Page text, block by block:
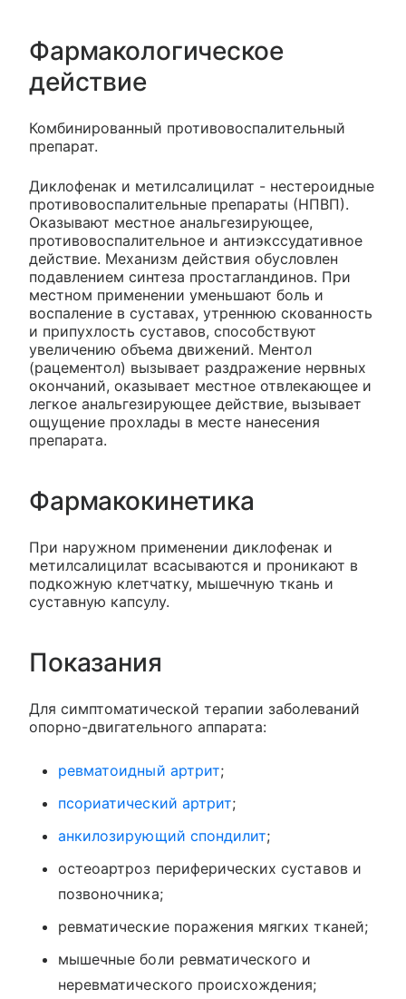
Фармакологическое
действие
Комбинированный противовоспалительный
препарат.
Диклофенак и метилсалицилат - нестероидные
противовоспалительные препараты (НПВП).
Оказывают местное анальгезирующее,
противовоспалительное и антиэкссудативное
действие. Механизм действия обусловлен
подавлением синтеза простагландинов. При
местном применении уменьшают боль и
воспаление в суставах, утреннюю скованность
и припухлость суставов, способствуют
увеличению объема движений. Ментол
(рацементол) вызывает раздражение нервных
окончаний, оказывает местное отвлекающее и
легкое анальгезирующее действие, вызывает
ощущение прохлады в месте нанесения
препарата.
Фармакокинетика
При наружном применении диклофенак и
метилсалицилат всасываются и проникают в
подкожную клетчатку, мышечную ткань и
суставную капсулу.
Показания
Для симптоматической терапии заболеваний
опорно-двигательного аппарата:
ревматоидный артрит;
псориатический артрит;
анкилозирующий спондилит;
остеоартроз периферических суставов и
позвоночника;
ревматические поражения мягких тканей;
мышечные боли ревматического и
неревматического происхождения;